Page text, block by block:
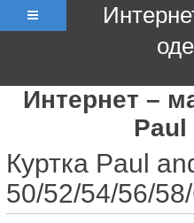
Интернет –
Paul
Куртка Paul
50/52/54/56/